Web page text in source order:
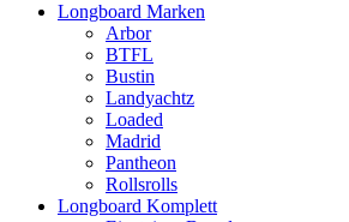
Longboard Marken
Arbor
BTFL
Bustin
Landyachtz
Loaded
Madrid
Pantheon
Rollsrolls
Longboard Komplett